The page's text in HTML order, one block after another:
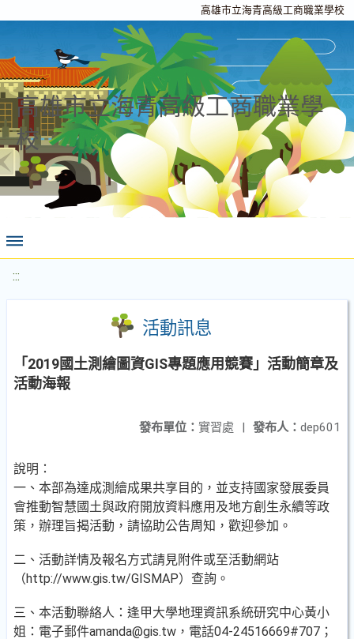
高雄市立海青高級工商職業學校
高雄市立海青高級工商職業學
校
:::
活動訊息
「2019國土測繪圖資GIS專題應用競賽」活動簡章及
活動海報
發布人： dep601
發布單位： 實習處 |
說明：
一、本部為達成測繪成果共享目的，並支持國家發展委員
會推動智慧國土與政府開放資料應用及地方創生永續等政
策，辦理旨揭活動，請協助公告周知，歡迎參加。
二、活動詳情及報名方式請見附件或至活動網站
（http://www.gis.tw/GISMAP）查詢。
三、本活動聯絡人：逢甲大學地理資訊系統研究中心黃小
姐：電子郵件amanda@gis.tw，電話04-24516669#707；